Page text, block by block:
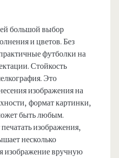
большой выбор
и цветов. Без
футболки на
Стойкость
Это
изображения на
формат картинки,
быть любым.
изображения,
несколько
изображение вручную